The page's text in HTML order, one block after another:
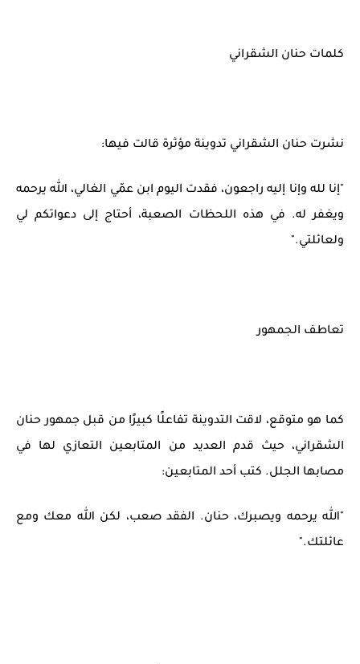
كلمات حنان الشقراني
نشرت حنان الشقراني تدوينة مؤثرة قالت فيها:
"إنا لله وإنا إليه راجعون، فقدت اليوم ابن عمّي الغالي، الله يرحمه
ويغفر له. في هذه اللحظات الصعبة، أحتاج إلى دعواتكم لي
ولعائلتي."
تعاطف الجمهور
كما هو متوقع، لاقت التدوينة تفاعلًا كبيرًا من قبل جمهور حنان
الشقراني، حيث قدم العديد من المتابعين التعازي لها في
مصابها الجلل. كتب أحد المتابعين:
"الله يرحمه ويصبرك، حنان. الفقد صعب، لكن الله معك ومع
عائلتك."